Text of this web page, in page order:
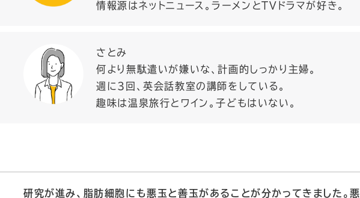
情報源はネットニュース。ラーメンとTVドラマが好き。
さとみ
何より無駄遣いが嫌いな、計画的しっかり主婦。
週に3回、英会話教室の講師をしている。
趣味は温泉旅行とワイン。子どもはいない。
研究が進み、脂肪細胞にも悪玉と善玉があることが分かってきました。